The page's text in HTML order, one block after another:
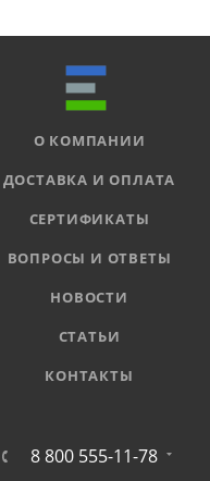
О КОМПАНИИ
ДОСТАВКА И ОПЛАТА
СЕРТИФИКАТЫ
ВОПРОСЫ И ОТВЕТЫ
НОВОСТИ
СТАТЬИ
КОНТАКТЫ
8 800 555-11-78